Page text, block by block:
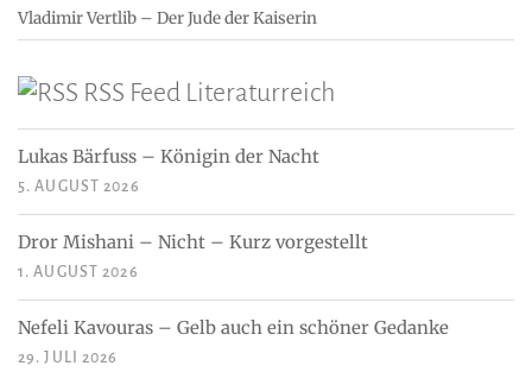
Vladimir Vertlib – Der Jude der Kaiserin
RSS Feed Literaturreich
Lukas Bärfuss – Königin der Nacht
5. AUGUST 2026
Dror Mishani – Nicht – Kurz vorgestellt
1. AUGUST 2026
Nefeli Kavouras – Gelb auch ein schöner Gedanke
29. JULI 2026